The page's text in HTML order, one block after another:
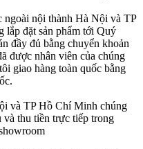
ngoài nội thành Hà Nội và TP
lắp đặt sản phẩm tới Quý
đầy đủ bằng chuyển khoản
được nhân viên của chúng
giao hàng toàn quốc bằng
và TP Hồ Chí Minh chúng
và thu tiền trực tiếp trong